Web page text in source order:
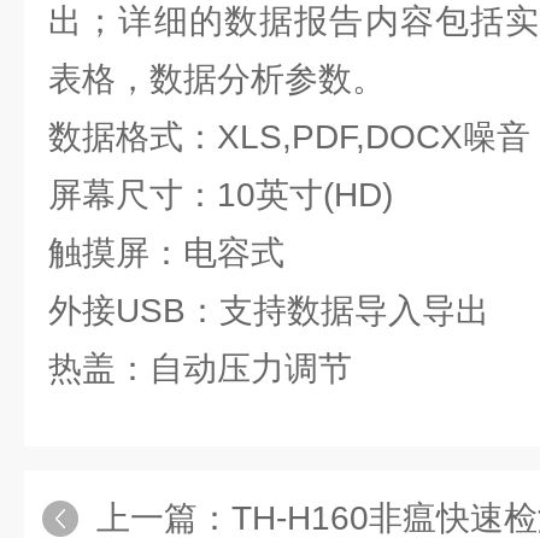
出；详细的数据报告内容包括
表格，数据分析参数。
数据格式：XLS,PDF,DOCX噪
屏幕尺寸：10英寸(HD)
触摸屏：电容式
外接USB：支持数据导入导出
热盖：自动压力调节
上一篇： TH-H160非瘟快速